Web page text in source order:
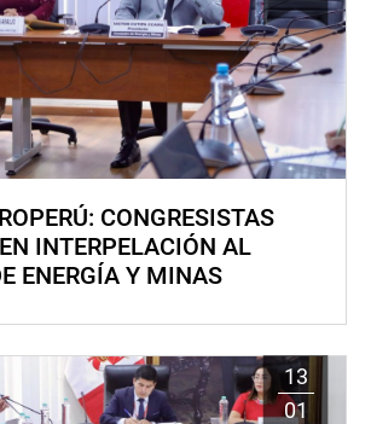
CONGRESISTAS
INTERPELACIÓN AL
ENERGÍA Y MINAS
13
01